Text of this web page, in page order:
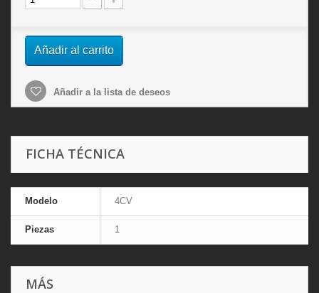
Añadir al carrito
Añadir a la lista de deseos
FICHA TÉCNICA
Modelo 4CV
Piezas 1
MÁS